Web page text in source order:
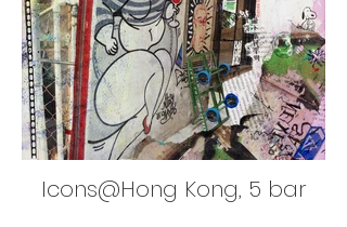
Icons@Hong Kong, 5 bar